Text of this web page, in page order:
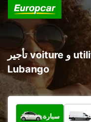
تأجير voiture و utilitaire في Estacao
Lubango
ما نوع المركبة؟
سيارة